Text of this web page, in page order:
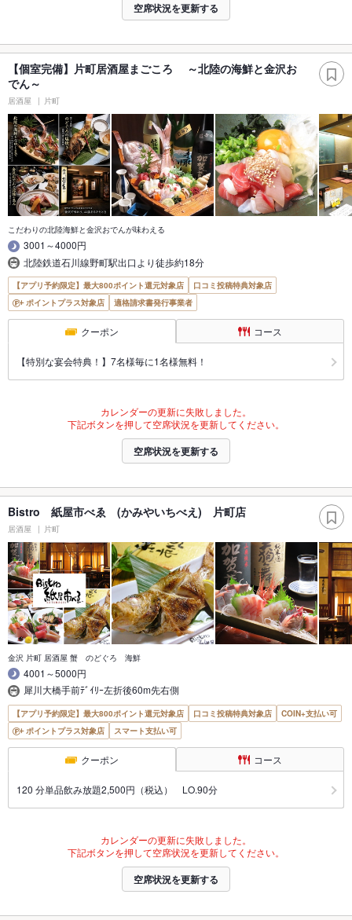
空席状況を更新する
【個室完備】片町居酒屋まごころ ～北陸の海鮮と金沢お
でん～
居酒屋 片町
こだわりの北陸海鮮と金沢おでんが味わえる
3001～4000円
北陸鉄道石川線野町駅出口より徒歩約18分
【アプリ予約限定】最大800ポイント還元対象店
口コミ投稿特典対象店
ポイントプラス対象店
適格請求書発行事業者
クーポン コース
【特別な宴会特典！】7名様毎に1名様無料！
カレンダーの更新に失敗しました。
下記ボタンを押して空席状況を更新してください。
空席状況を更新する
Bistro 紙屋市べゑ (かみやいちべえ) 片町店
居酒屋 片町
金沢 片町 居酒屋 蟹 のどぐろ 海鮮
4001～5000円
犀川大橋手前ﾃﾞｲﾘｰ左折後60m先右側
【アプリ予約限定】最大800ポイント還元対象店 口コミ投稿特典対象店
COIN+支払い可
ポイントプラス対象店
スマート支払い可
クーポン コース
120 分単品飲み放題2,500円（税込） LO.90分
カレンダーの更新に失敗しました。
下記ボタンを押して空席状況を更新してください。
空席状況を更新する